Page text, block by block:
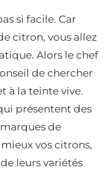
si facile. Car
citron, vous allez
Alors le chef
de chercher
à la teinte vive.
présentent des
de
vos citrons,
leurs variétés